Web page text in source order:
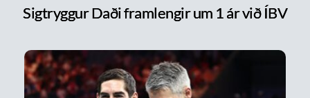
Sigtryggur Daði framlengir um 1 ár við ÍBV